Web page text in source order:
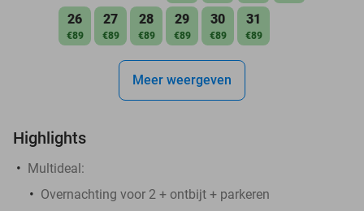
26
€89
27
€89
28
€89
29
€89
30
€89
31
€89
Meer weergeven
Highlights
Multideal:
Overnachting voor 2 + ontbijt + parkeren